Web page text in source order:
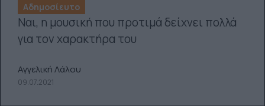
Αδημοσίευτο
Ναι, η μουσική που προτιμά δείχνει πολλά
για τον χαρακτήρα του
Αγγελική Λάλου
09.07.2021